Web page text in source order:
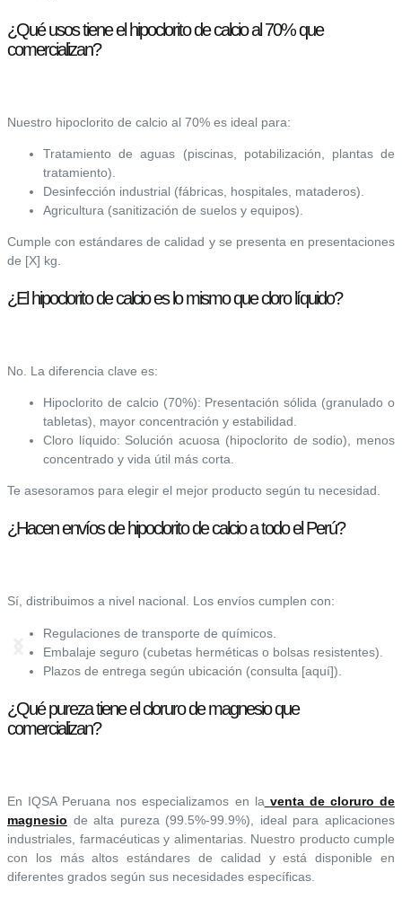
¿Qué usos tiene el hipoclorito de calcio al 70% que
comercializan?
Nuestro hipoclorito de calcio al 70% es ideal para:
Tratamiento de aguas (piscinas, potabilización, plantas de
tratamiento).
Desinfección industrial (fábricas, hospitales, mataderos).
Agricultura (sanitización de suelos y equipos).
Cumple con estándares de calidad y se presenta en presentaciones
de [X] kg.
¿El hipoclorito de calcio es lo mismo que cloro líquido?
No. La diferencia clave es:
Hipoclorito de calcio (70%): Presentación sólida (granulado o
tabletas), mayor concentración y estabilidad.
Cloro líquido: Solución acuosa (hipoclorito de sodio), menos
concentrado y vida útil más corta.
Te asesoramos para elegir el mejor producto según tu necesidad.
¿Hacen envíos de hipoclorito de calcio a todo el Perú?
Sí, distribuimos a nivel nacional. Los envíos cumplen con:
Regulaciones de transporte de químicos.
Embalaje seguro (cubetas herméticas o bolsas resistentes).
Plazos de entrega según ubicación (consulta [aquí]).
¿Qué pureza tiene el cloruro de magnesio que
comercializan?
En IQSA Peruana nos especializamos en la venta de cloruro de
magnesio de alta pureza (99.5%-99.9%), ideal para aplicaciones
industriales, farmacéuticas y alimentarias. Nuestro producto cumple
con los más altos estándares de calidad y está disponible en
diferentes grados según sus necesidades específicas.